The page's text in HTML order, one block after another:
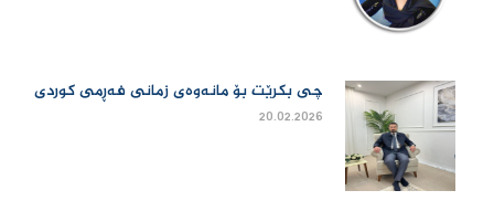
چی بكرێت بۆ مانەوەی زمانی فەڕمی كوردی
20.02.2026